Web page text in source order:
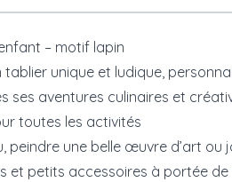
– motif lapin
unique et ludique,
aventures culinaires et
toutes les activités
une belle œuvre d’art
et petits accessoires à portée de